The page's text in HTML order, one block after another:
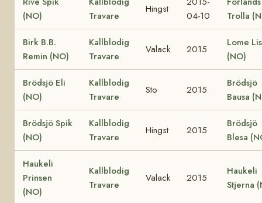
(NO)
Travare
Hingst
04-10
Trolla
Birk B.B.
Remin (NO)
Kallblodig
Travare
Valack 2015
Lome
(NO)
Brödsjö Eli
(NO)
Kallblodig
Travare
Sto 2015
Brödsjö
Bausa
Brödsjö Spik
(NO)
Kallblodig
Travare
Hingst 2015
Brödsjö
Blesa
Haukeli
Prinsen
(NO)
Kallblodig
Travare
Valack 2015
Haukeli
Stjerna